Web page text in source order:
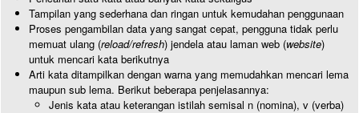
Tampilan yang sederhana dan ringan untuk kemudahan penggunaan
Proses pengambilan data yang sangat cepat, pengguna tidak perlu
memuat ulang (reload/refresh) jendela atau laman web (website)
untuk mencari kata berikutnya
Arti kata ditampilkan dengan warna yang memudahkan mencari lema
maupun sub lema. Berikut beberapa penjelasannya:
Jenis kata atau keterangan istilah semisal n (nomina), v (verba)